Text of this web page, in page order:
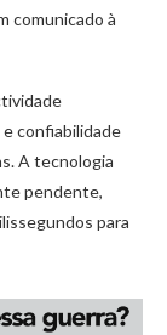
comunicado à
confiabilidade
A tecnologia
pendente,
para